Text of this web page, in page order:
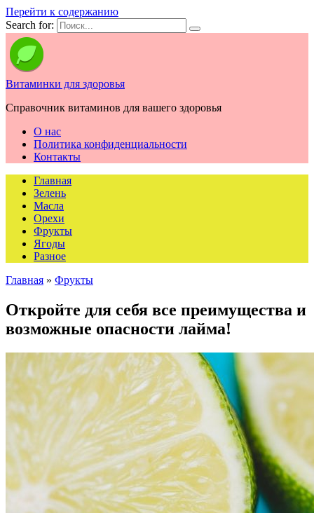
Перейти к содержанию
Search for:
Витаминки для здоровья
Справочник витаминов для вашего здоровья
О нас
Политика конфиденциальности
Контакты
Главная
Зелень
Масла
Орехи
Фрукты
Ягоды
Разное
Главная » Фрукты
Откройте для себя все преимущества и
возможные опасности лайма!